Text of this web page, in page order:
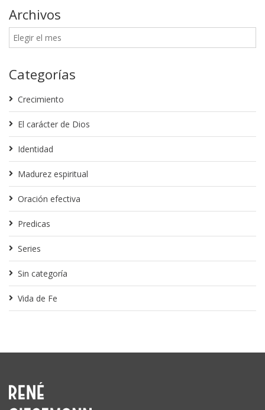
Archivos
Categorías
Crecimiento
El carácter de Dios
Identidad
Madurez espiritual
Oración efectiva
Predicas
Series
Sin categoría
Vida de Fe